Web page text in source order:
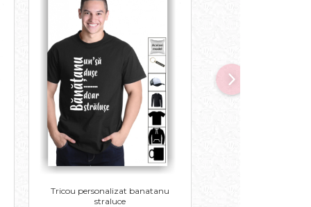
Tricou personalizat banatanu
straluce